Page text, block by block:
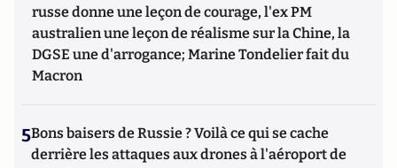
russe donne une leçon de courage, l'ex PM
australien une leçon de réalisme sur la Chine, la
DGSE une d'arrogance; Marine Tondelier fait du
Macron
5Bons baisers de Russie ? Voilà ce qui se cache
derrière les attaques aux drones à l'aéroport de